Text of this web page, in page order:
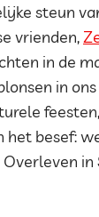
steun
vrienden,
in de
in
het besef:
Overleven in